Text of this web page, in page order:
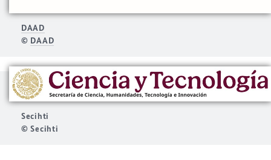
DAAD
© DAAD
Secihti
© Secihti